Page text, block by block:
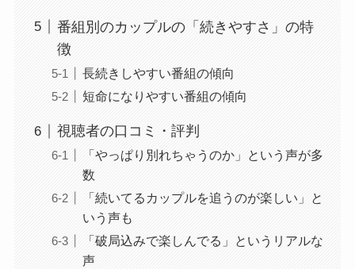
番組別のカップルの「続きやすさ」の特
徴
長続きしやすい番組の傾向
短命になりやすい番組の傾向
視聴者の口コミ・評判
「やっぱり別れちゃうのか」という声が多
数
「続いてるカップルを追うのが楽しい」と
いう声も
「破局込みで楽しんでる」というリアルな
声